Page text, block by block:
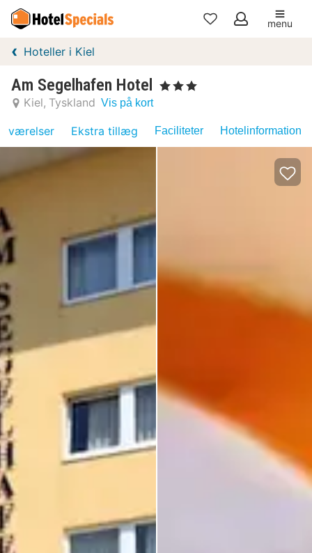
Mine
menu
Hoteller i Kiel
Am Segelhafen Hotel , 3 Stjerner
Kiel Tyskland Vis på kort
værelser Ekstra tillæg Faciliteter Hotelinformation